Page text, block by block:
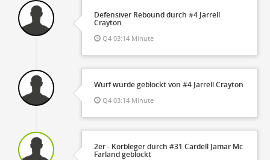
Defensiver Rebound durch #4 Jarrell
Crayton
Q4 03:14 Minute
Wurf wurde geblockt von #4 Jarrell Crayton
Q4 03:14 Minute
2er - Korbleger durch #31 Cardell Jamar Mc
Farland geblockt